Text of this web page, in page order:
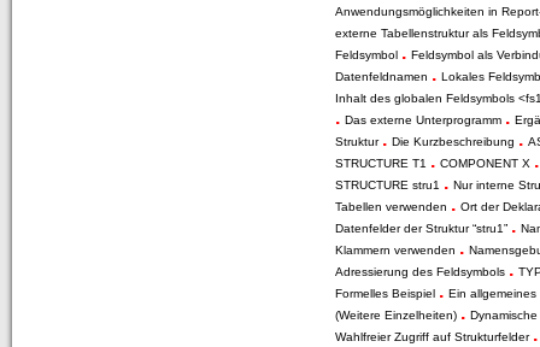
Anwendungsmöglichkeiten in
externe Tabellenstruktur als
Feldsymbol . Feldsymbol als
Datenfeldnamen . Lokales
Inhalt des globalen Feldsymbols
. Das externe Unterprogramm .
Struktur . Die Kurzbeschreibung .
STRUCTURE T1 . COMPONENT X
STRUCTURE stru1 . Nur interne
Tabellen verwenden . Ort der
Datenfelder der Struktur “stru1” .
Klammern verwenden .
Adressierung des Feldsymbols .
Formelles Beispiel
. Ein
(Weitere Einzelheiten) .
Wahlfreier Zugriff auf Strukturfelder